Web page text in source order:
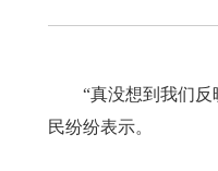
“真没想到我们
民纷纷表示。